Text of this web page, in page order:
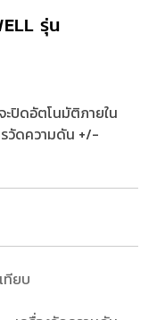
รุ่น
ปิดอัตโนมัติภายใน
รวัดความดัน +/-
ทียบ